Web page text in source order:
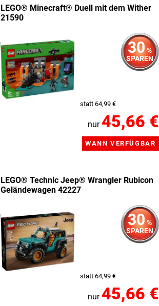
LEGO® Minecraft® Duell mit dem Wither
21590
30 %
SPAREN
statt 64,99 €
nur 45,66 €
LEGO® Technic Jeep® Wrangler Rubicon
Geländewagen 42227
30 %
SPAREN
statt 64,99 €
nur 45,66 €